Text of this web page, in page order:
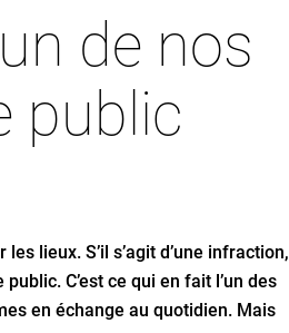
de nos
public
lieux. S’il s’agit d’une infraction,
C’est ce qui en fait l’un des
en échange au quotidien. Mais